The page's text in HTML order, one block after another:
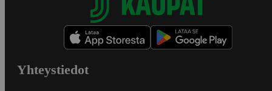
Yhteystiedot